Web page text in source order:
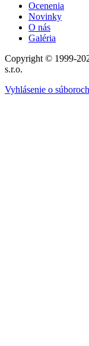
Ocenenia
Novinky
O nás
Galéria
Copyright © 1999-
s.r.o.
Vyhlásenie o